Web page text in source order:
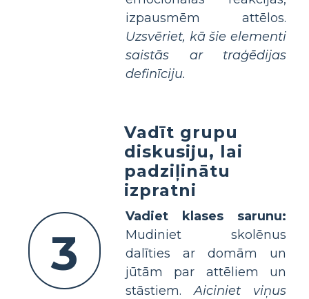
izpausmēm attēlos.
Uzsvēriet, kā šie elementi
saistās ar traģēdijas
definīciju.
3
Vadīt grupu
diskusiju, lai
padziļinātu
izpratni
Vadiet klases sarunu:
Mudiniet skolēnus
dalīties ar domām un
jūtām par attēliem un
stāstiem.Aiciniet viņus